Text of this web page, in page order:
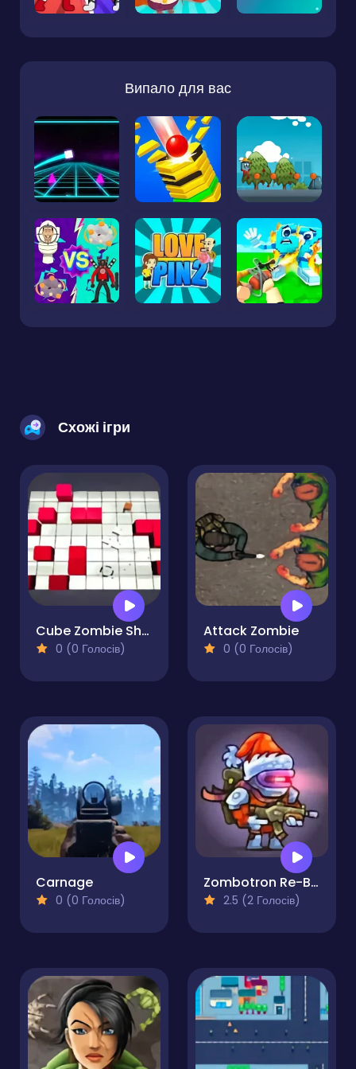
Випало для вас
Схожі ігри
Cube Zombie Shooter
0 (0 Голосів)
Attack Zombie
0 (0 Голосів)
Carnage
0 (0 Голосів)
Zombotron Re-Boot
2.5 (2 Голосів)